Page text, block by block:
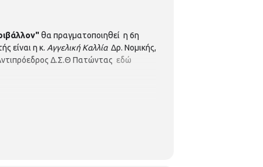
θα πραγματοποιηθεί η 6η
είναι η κ. Αγγελική Καλλία Δρ. Νομικής,
Δ.Σ.Θ Πατώντας εδώ